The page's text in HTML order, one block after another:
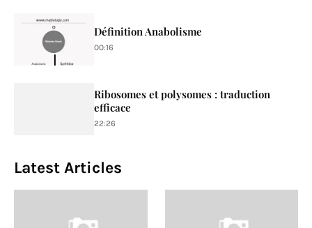
Définition Anabolisme
00:16
Ribosomes et polysomes : traduction
efficace
22:26
Latest Articles